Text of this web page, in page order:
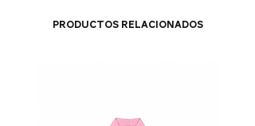
Productos relacionados